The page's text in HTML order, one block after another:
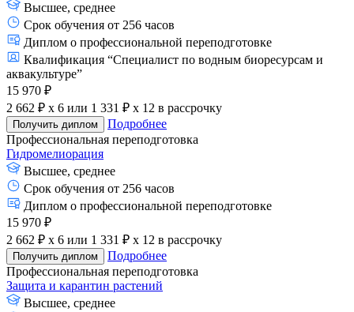
Высшее, среднее
Срок обучения от 256 часов
Диплом о профессиональной переподготовке
Квалификация “Специалист по водным биоресурсам и
аквакультуре”
15 970 ₽
2 662 ₽ x 6 или 1 331 ₽ x 12 в рассрочку
Получить диплом
Подробнее
Профессиональная переподготовка
Гидромелиорация
Высшее, среднее
Срок обучения от 256 часов
Диплом о профессиональной переподготовке
15 970 ₽
2 662 ₽ x 6 или 1 331 ₽ x 12 в рассрочку
Получить диплом
Подробнее
Профессиональная переподготовка
Защита и карантин растений
Высшее, среднее